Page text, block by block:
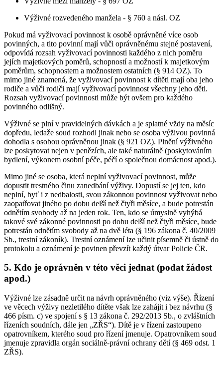
Výživné rozvedeného manžela - § 760 a násl. OZ
Pokud má vyživovací povinnost k osobě oprávněné více osob
povinných, a tito povinní mají vůči oprávněnému stejné postavení,
odpovídá rozsah vyživovací povinnosti každého z nich poměru
jejích majetkových poměrů, schopností a možností k majetkovým
poměrům, schopnostem a možnostem ostatních (§ 914 OZ). To
mimo jiné znamená, že vyživovací povinnost k dítěti mají oba jeho
rodiče a vůči rodiči mají vyživovací povinnost všechny jeho děti.
Rozsah vyživovací povinnosti může být ovšem pro každého
povinného odlišný.
Výživné se plní v pravidelných dávkách a je splatné vždy na měsíc
dopředu, ledaže soud rozhodl jinak nebo se osoba výživou povinná
dohodla s osobou oprávněnou jinak (§ 921 OZ). Plnění výživného
lze poskytovat nejen v penězích, ale také naturálně (poskytováním
bydlení, výkonem osobní péče, péčí o společnou domácnost apod.).
Mimo jiné se osoba, která neplní vyživovací povinnost, může
dopustit trestného činu zanedbání výživy. Dopustí se jej ten, kdo
neplní, byť i z nedbalosti, svou zákonnou povinnost vyživovat nebo
zaopatřovat jiného po dobu delší než čtyři měsíce, a bude potrestán
odnětím svobody až na jeden rok. Ten, kdo se úmyslně vyhýbá
takové své zákonné povinnosti po dobu delší než čtyři měsíce, bude
potrestán odnětím svobody až na dvě léta (§ 196 zákona č. 40/2009
Sb., trestní zákoník). Trestní oznámení lze učinit písemně či ústně do
protokolu a oznámení je povinen převzít každý útvar Policie ČR.
5. Kdo je oprávněn v této věci jednat (podat žádost
apod.)
Výživné lze zásadně určit na návrh oprávněného (viz výše). Řízení
ve věcech výživy nezletilého dítěte však lze zahájit i bez návrhu (§
466 písm. c) ve spojení s § 13 zákona č. 292/2013 Sb., o zvláštních
řízeních soudních, dále jen „ZŘS“). Dítě je v řízení zastoupeno
opatrovníkem, kterého soud pro řízení jmenuje. Opatrovníkem soud
jmenuje zpravidla orgán sociálně-právní ochrany dětí (§ 469 odst. 1
ZŘS).